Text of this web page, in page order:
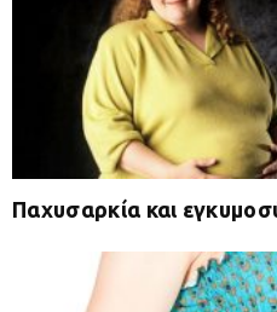
Παχυσαρκία και